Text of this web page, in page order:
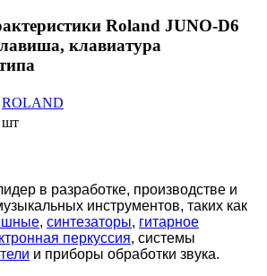
Roland JUNO-D6
клавиатура
ROLAND
шт
в разработке, производстве и
инструментов, таких как
, синтезаторы, гитарное
перкуссия, системы
и приборы обработки звука.